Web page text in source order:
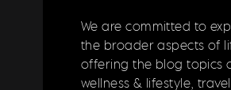
We are committed to
the broader aspects of
offering the blog topics
wellness & lifestyle, travel